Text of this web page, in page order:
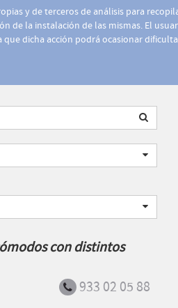
y de terceros de análisis para
de la instalación de las mismas. El
dicha acción podrá ocasionar
con distintos
933 02 05 88